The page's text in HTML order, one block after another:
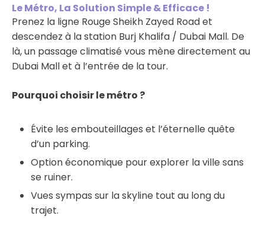
Le Métro, La Solution Simple & Efficace !
Prenez la ligne Rouge Sheikh Zayed Road et
descendez à la station Burj Khalifa / Dubai Mall. De
là, un passage climatisé vous mène directement au
Dubai Mall et à l’entrée de la tour.
Pourquoi choisir le métro ?
Évite les embouteillages et l’éternelle quête
d’un parking.
Option économique pour explorer la ville sans
se ruiner.
Vues sympas sur la skyline tout au long du
trajet.